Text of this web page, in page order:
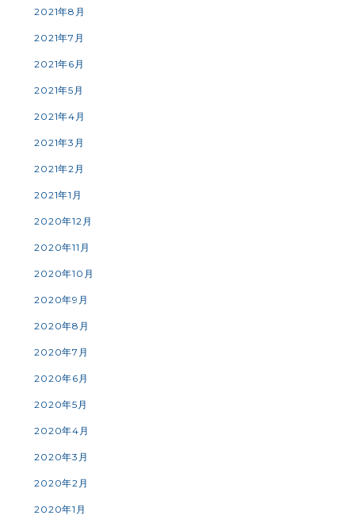
2021年8月
2021年7月
2021年6月
2021年5月
2021年4月
2021年3月
2021年2月
2021年1月
2020年12月
2020年11月
2020年10月
2020年9月
2020年8月
2020年7月
2020年6月
2020年5月
2020年4月
2020年3月
2020年2月
2020年1月